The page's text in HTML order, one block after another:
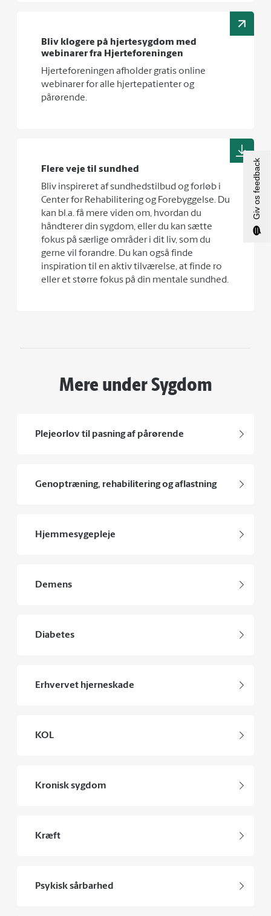
Bliv klogere på hjertesygdom med
webinarer fra Hjerteforeningen
Hjerteforeningen afholder gratis online
webinarer for alle hjertepatienter og
pårørende.
Flere veje til sundhed
Bliv inspireret af sundhedstilbud og forløb i
Center for Rehabilitering og Forebyggelse. Du
kan bl.a. få mere viden om, hvordan du
håndterer din sygdom, eller du kan sætte
fokus på særlige områder i dit liv, som du
gerne vil forandre. Du kan også finde
inspiration til en aktiv tilværelse, at finde ro
eller et større fokus på din mentale sundhed.
Mere under Sygdom
Plejeorlov til pasning af pårørende
Genoptræning, rehabilitering og aflastning
Hjemmesygepleje
Demens
Diabetes
Erhvervet hjerneskade
KOL
Kronisk sygdom
Kræft
Psykisk sårbarhed
Giv os feedback